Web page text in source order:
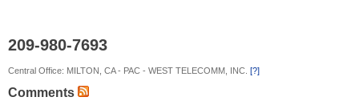
209-980-7693
Central Office: MILTON, CA - PAC - WEST TELECOMM, INC. [?]
Comments